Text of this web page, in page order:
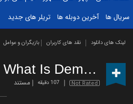
سریال ها
آخرین دوبله ها تریلر های جدید
لینک های دانلود نقد های کاربران بازیگران و عوامل
What Is Democracy?
Not Rated 107 دقیقه مستند